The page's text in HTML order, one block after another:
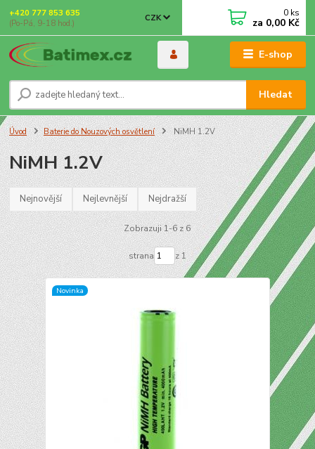
E-shop
CZK
Hledat
+420 777 853 635
(Po-Pá, 9-18 hod.)
0 ks
za 0,00 Kč
Úvod Baterie do Nouzových osvětlení NiMH 1.2V
NiMH 1.2V
Nejnovější Nejlevnější Nejdražší
Zobrazuji 1-6 z 6
strana z 1
Novinka